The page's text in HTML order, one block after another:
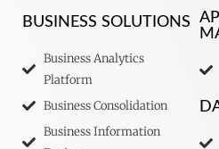
BUSINESS SOLUTIONS
Business Analytics
Platform
Business Consolidation
Business Information